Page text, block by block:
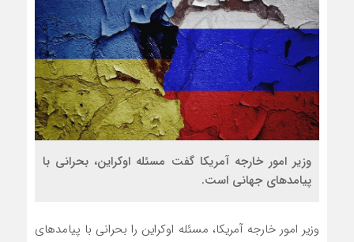
وزیر امور خارجه آمریکا گفت مسئله اوکراین، بحرانی با
پیامد‌های جهانی است.
وزیر امور خارجه آمریکا، مسئله اوکراین را بحرانی با پیامد‌های